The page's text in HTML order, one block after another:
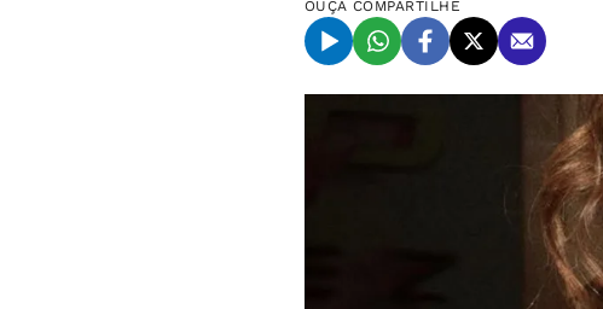
OUÇA COMPARTILHE